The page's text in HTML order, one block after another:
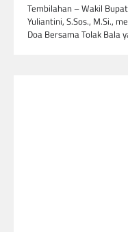
Tembilahan – Wakil
Yuliantini, S.Sos., M.Si.,
Doa Bersama Tolak Bala